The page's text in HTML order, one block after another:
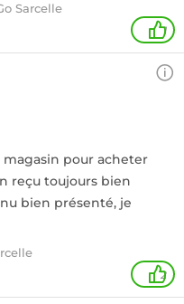
Sarcelle
1
magasin pour acheter
reçu toujours bien
bien présenté, je
2